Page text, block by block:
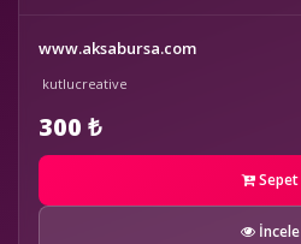
www.aksabursa.com
kutlucreative
300 ₺
Sepet
İncele